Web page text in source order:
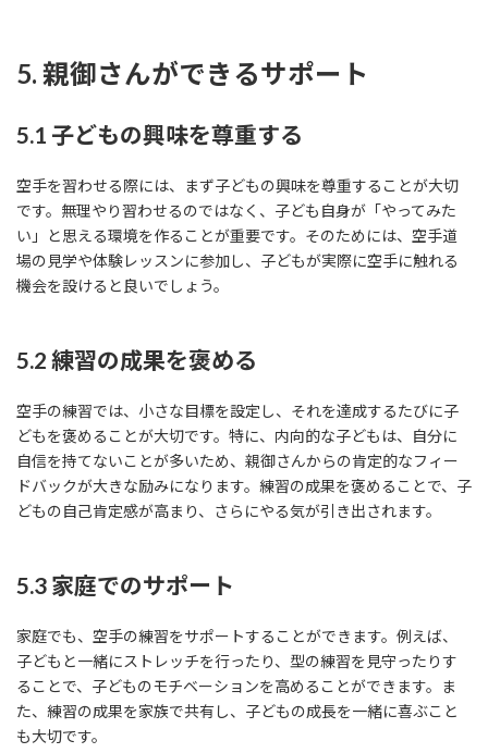
5. 親御さんができるサポート
5.1 子どもの興味を尊重する
空手を習わせる際には、まず子どもの興味を尊重することが大切
です。無理やり習わせるのではなく、子ども自身が「やってみた
い」と思える環境を作ることが重要です。そのためには、空手道
場の見学や体験レッスンに参加し、子どもが実際に空手に触れる
機会を設けると良いでしょう。
5.2 練習の成果を褒める
空手の練習では、小さな目標を設定し、それを達成するたびに子
どもを褒めることが大切です。特に、内向的な子どもは、自分に
自信を持てないことが多いため、親御さんからの肯定的なフィー
ドバックが大きな励みになります。練習の成果を褒めることで、子
どもの自己肯定感が高まり、さらにやる気が引き出されます。
5.3 家庭でのサポート
家庭でも、空手の練習をサポートすることができます。例えば、
子どもと一緒にストレッチを行ったり、型の練習を見守ったりす
ることで、子どものモチベーションを高めることができます。ま
た、練習の成果を家族で共有し、子どもの成長を一緒に喜ぶこと
も大切です。